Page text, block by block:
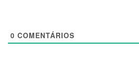
0 COMENTÁRIOS